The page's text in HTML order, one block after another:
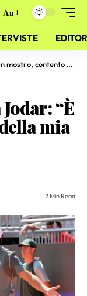
Aa
della mia prova mentale”
“È
mia
2 Min Read